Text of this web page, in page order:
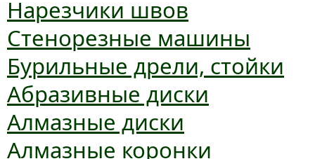
Нарезчики швов
Стенорезные машины
Бурильные дрели, стойки
Абразивные диски
Алмазные диски
Алмазные коронки